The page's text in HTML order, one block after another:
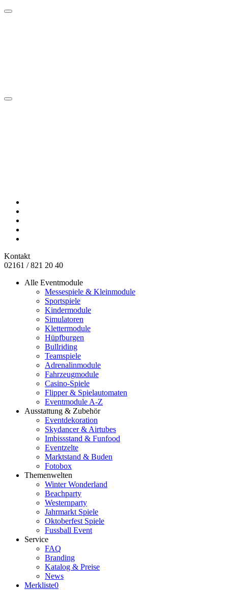
Kontakt
02161 / 821 20 40
Alle Eventmodule
Messespiele & Kleinmodule
Sportspiele
Kindermodule
Simulatoren
Klettermodule
Hüpfburgen
Bullriding
Teamspiele
Adrenalinmodule
Fahrzeugmodule
Casino-Spiele
Flipper & Spielautomaten
Eventmodule A-Z
Ausstattung & Zubehör
Eventdekoration
Skydancer & Airtubes
Imbissstand & Funfood
Eventzelte
Marktstand & Buden
Fotobox
Themenwelten
Winter Wonderland
Beachparty
Westernparty
Jahrmarkt Spiele
Oktoberfest Spiele
Fussball Event
Service
FAQ
Branding
Katalog & Preise
News
Merkliste0